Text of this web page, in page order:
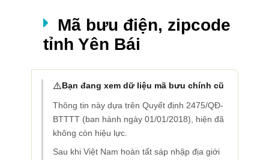
Mã bưu điện, zipcode
tỉnh Yên Bái
⚠️Bạn đang xem dữ liệu mã bưu chính cũ
Thông tin này dựa trên Quyết định 2475/QĐ-
BTTTT (ban hành ngày 01/01/2018), hiện đã
không còn hiệu lực.
Sau khi Việt Nam hoàn tất sáp nhập địa giới